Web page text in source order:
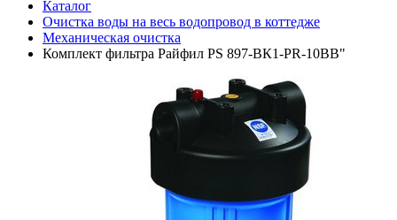
Каталог
Очистка воды на весь водопровод в коттедже
Механическая очистка
Комплект фильтра Райфил PS 897-ВК1-PR-10ВВ"